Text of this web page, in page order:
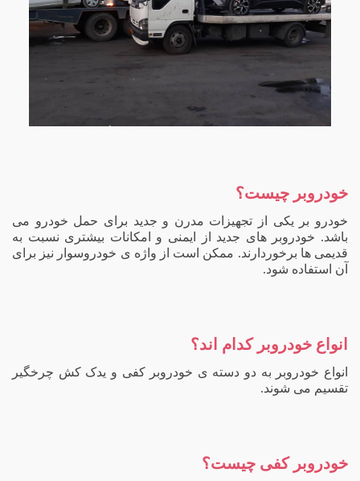
خودروبر چیست؟
خودرو بر یکی از تجهیزات مدرن و جدید برای حمل خودرو می
باشد. خودروبر های جدید از ایمنی و امکانات بیشتری نسبت به
قدیمی ها برخوردارند. ممکن است از واژه ی خودروسوار نیز برای
آن استفاده شود.
انواع خودروبر کدام اند؟
انواع خودروبر به دو دسته ی خودروبر کفی و یدک کش چرخگیر
تقسیم می شوند.
خودروبر کفی چیست؟